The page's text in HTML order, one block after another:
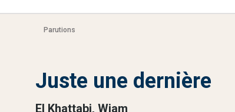
Parutions
Juste une dernière
El Khattabi, Wiam